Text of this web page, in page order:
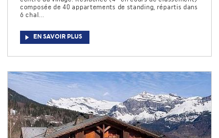
composée de 40 appartements de standing, répartis dans
6 chal...
EN SAVOIR PLUS